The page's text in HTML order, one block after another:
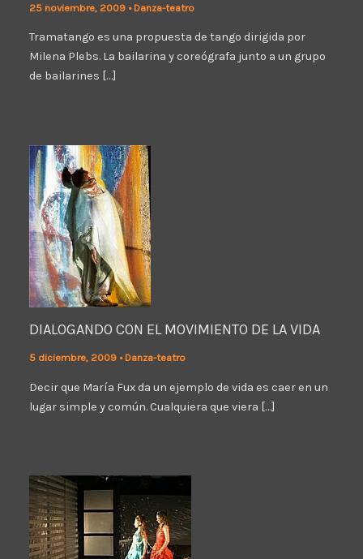
25 noviembre, 2009 • Danza-teatro
Tramatango es una propuesta de tango dirigida por
Milena Plebs. La bailarina y coreógrafa junto a un grupo
de bailarines […]
DIALOGANDO CON EL MOVIMIENTO DE LA VIDA
5 diciembre, 2009 • Danza-teatro
Decir que María Fux da un ejemplo de vida es caer en un
lugar simple y común. Cualquiera que viera […]